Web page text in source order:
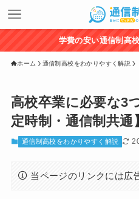
学費の安い通信制高
ホーム 通信制高校をわかりやすく解説
高校卒業に必要な3
定時制・通信制共通】
通信制高校をわかりやすく解説
当ページのリンクには広